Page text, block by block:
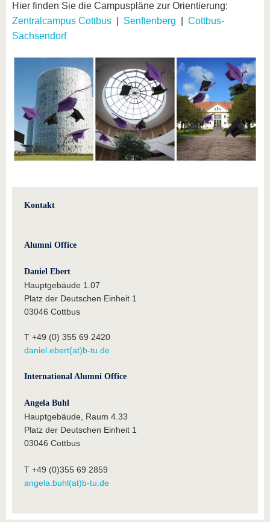
Hier finden Sie die Campuspläne zur Orientierung:
Zentralcampus Cottbus
Senftenberg
Cottbus-
Sachsendorf
Kontakt
Alumni Office
Daniel Ebert
Hauptgebäude 1.07
Platz der Deutschen Einheit 1
03046 Cottbus
T +49 (0) 355 69 2420
daniel.ebert(at)b-tu.de
International Alumni Office
Angela Buhl
Hauptgebäude, Raum 4.33
Platz der Deutschen Einheit 1
03046 Cottbus
T +49 (0)355 69 2859
angela.buhl(at)b-tu.de